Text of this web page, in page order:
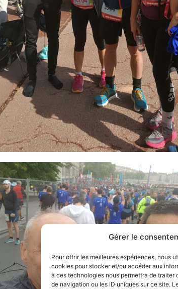
Gérer le
Pour offrir les meilleures expériences, nous
cookies pour stocker et/ou accéder aux
à ces technologies nous permettra de traiter
de navigation ou les ID uniques sur ce site.